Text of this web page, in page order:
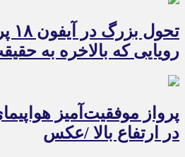
رویایی که بالاخره به
پرواز موفقیت‌آمیز
در ارتفاع بالا /عکس